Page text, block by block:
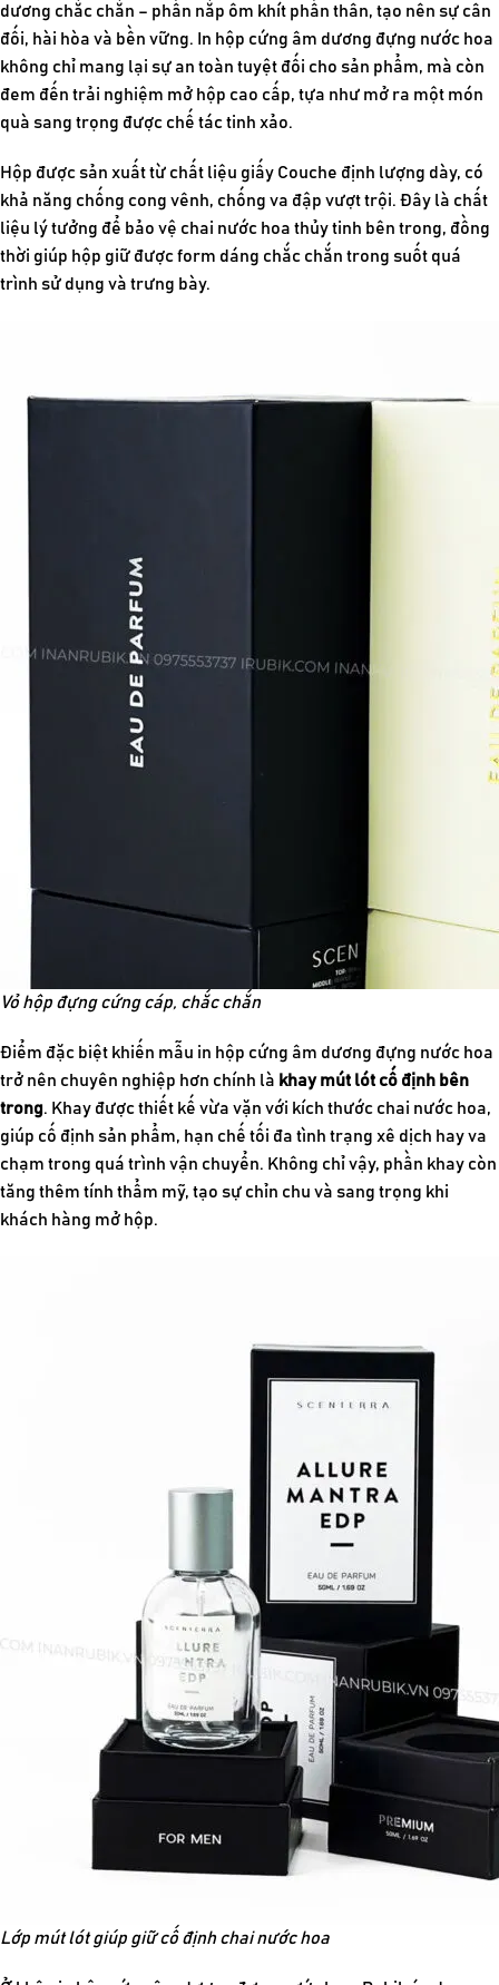
dương chắc chắn – phần nắp ôm khít phần thân, tạo nên sự cân
đối, hài hòa và bền vững. In hộp cứng âm dương đựng nước hoa
không chỉ mang lại sự an toàn tuyệt đối cho sản phẩm, mà còn
đem đến trải nghiệm mở hộp cao cấp, tựa như mở ra một món
quà sang trọng được chế tác tinh xảo.
Hộp được sản xuất từ chất liệu giấy Couche định lượng dày, có
khả năng chống cong vênh, chống va đập vượt trội. Đây là chất
liệu lý tưởng để bảo vệ chai nước hoa thủy tinh bên trong, đồng
thời giúp hộp giữ được form dáng chắc chắn trong suốt quá
trình sử dụng và trưng bày.
Vỏ hộp đựng cứng cáp, chắc chắn
Điểm đặc biệt khiến mẫu in hộp cứng âm dương đựng nước hoa
trở nên chuyên nghiệp hơn chính là khay mút lót cố định bên
trong. Khay được thiết kế vừa vặn với kích thước chai nước hoa,
giúp cố định sản phẩm, hạn chế tối đa tình trạng xê dịch hay va
chạm trong quá trình vận chuyển. Không chỉ vậy, phần khay còn
tăng thêm tính thẩm mỹ, tạo sự chỉn chu và sang trọng khi
khách hàng mở hộp.
Lớp mút lót giúp giữ cố định chai nước hoa